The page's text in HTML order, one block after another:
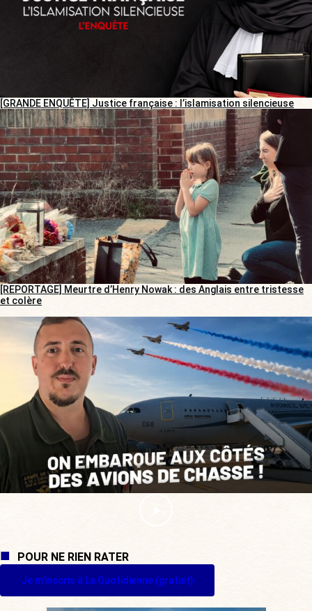
[GRANDE ENQUÊTE] Justice française : l’islamisation silencieuse
[REPORTAGE] Meurtre d’Henry Nowak : des Anglais entre tristesse
et colère
POUR NE RIEN RATER
Je m'inscris à La Quotidienne (gratuit)